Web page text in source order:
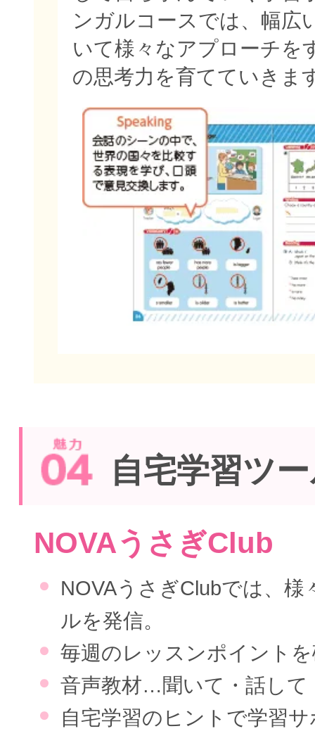
ンガルコースでは、幅広
いて様々なアプローチを
の思考力を育てていきま
自宅学習ツ
NOVAうさぎClub
NOVAうさぎClubでは、様
ルを発信。
毎週のレッスンポイント
音声教材…聞いて・話して
自宅学習のヒントで学習